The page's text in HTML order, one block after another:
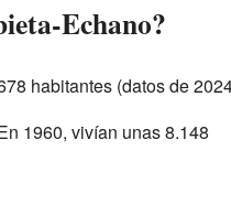
Echano?
habitantes (datos de
1960, vivían unas 8.148